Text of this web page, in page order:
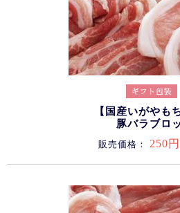
【国産いがやも
豚バラブロ
販売価格： 250円